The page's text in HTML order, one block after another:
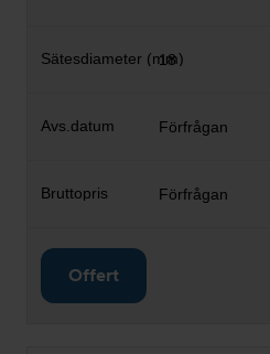
18
Förfrågan
Förfrågan
Offert